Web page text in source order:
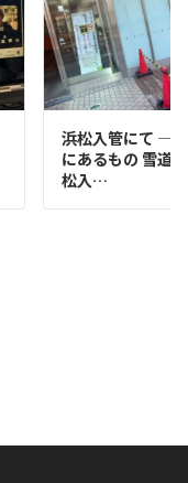
浜松入管にて ―
にあるもの 雪道
松入…